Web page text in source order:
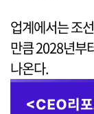
업계에서는 조
만큼 2028년부
나온다.